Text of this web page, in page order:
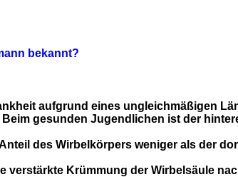
bekannt?
aufgrund eines ungleichmäßigen
gesunden Jugendlichen ist der
des Wirbelkörpers weniger als der
verstärkte Krümmung der Wirbelsäule